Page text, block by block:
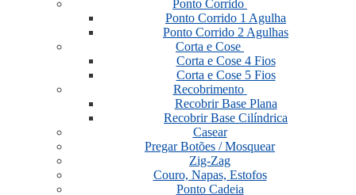
Ponto Corrido
Ponto Corrido 1 Agulha
Ponto Corrido 2 Agulhas
Corta e Cose
Corta e Cose 4 Fios
Corta e Cose 5 Fios
Recobrimento
Recobrir Base Plana
Recobrir Base Cilíndrica
Casear
Pregar Botões / Mosquear
Zig-Zag
Couro, Napas, Estofos
Ponto Cadeia